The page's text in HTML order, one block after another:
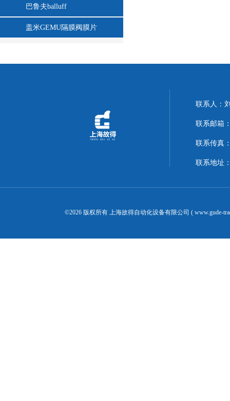
巴鲁夫balluff
盖米GEMU隔膜阀膜片
联系人：
联系邮箱
联系传真
联系地址
©2026 版权所有 上海故得自动化设备有限公司 ( www.gude-